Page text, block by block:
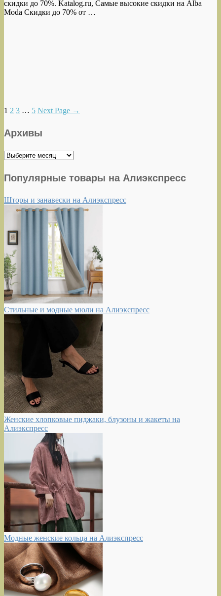
скидки до 70%. Katalog.ru, Самые высокие скидки на Alba
Moda Скидки до 70% от …
1 2 3 … 5 Next Page →
Архивы
Архивы
Популярные товары на Алиэкспресс
Шторы и занавески на Алиэкспресс
Стильные и модные мюли на Алиэкспресс
Женские хлопковые пиджаки, блузоны и жакеты на
Алиэкспресс
Модные женские кольца на Алиэкспресс